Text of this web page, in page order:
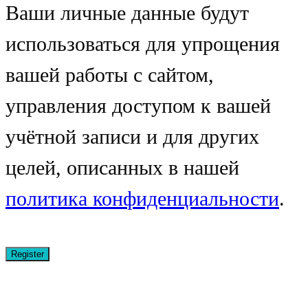
Ваши личные данные будут
использоваться для упрощения
вашей работы с сайтом,
управления доступом к вашей
учётной записи и для других
целей, описанных в нашей
политика конфиденциальности.